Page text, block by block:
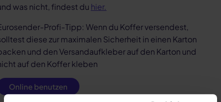
was nicht, findest du hier.
Profi-Tipp: Wenn du Koffer versendest,
diese zur maximalen Sicherheit in einen Karton
und den Versandaufkleber auf den Karton und
auf den Koffer kleben
Online benutzen